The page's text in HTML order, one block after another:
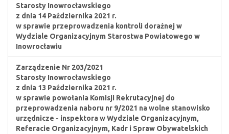
Starosty Inowrocławskiego
z dnia 14 Października 2021 r.
w sprawie przeprowadzenia kontroli doraźnej w
Wydziale Organizacyjnym Starostwa Powiatowego w
Inowrocławiu
Zarządzenie Nr 203/2021
Starosty Inowrocławskiego
z dnia 13 Października 2021 r.
w sprawie powołania Komisji Rekrutacyjnej do
przeprowadzenia naboru nr 9/2021 na wolne stanowisko
urzędnicze - inspektora w Wydziale Organizacyjnym,
Referacie Organizacyjnym, Kadr i Spraw Obywatelskich